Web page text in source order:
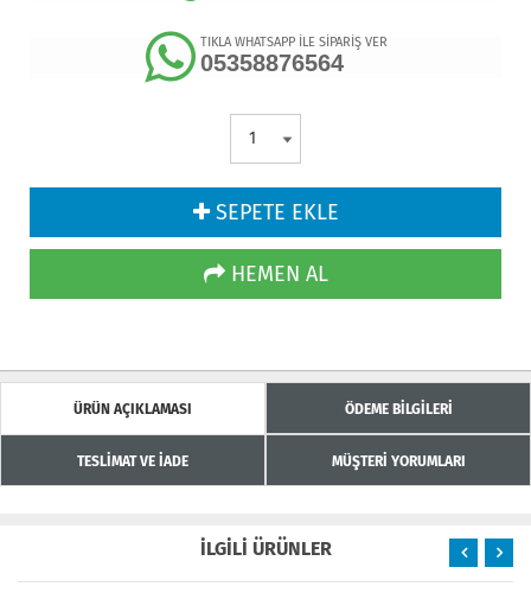
TIKLA WHATSAPP İLE SİPARİŞ VER
05358876564
SEPETE EKLE
HEMEN AL
ÜRÜN AÇIKLAMASI ÖDEME BİLGİLERİ
TESLİMAT VE İADE MÜŞTERİ YORUMLARI
İLGİLİ ÜRÜNLER